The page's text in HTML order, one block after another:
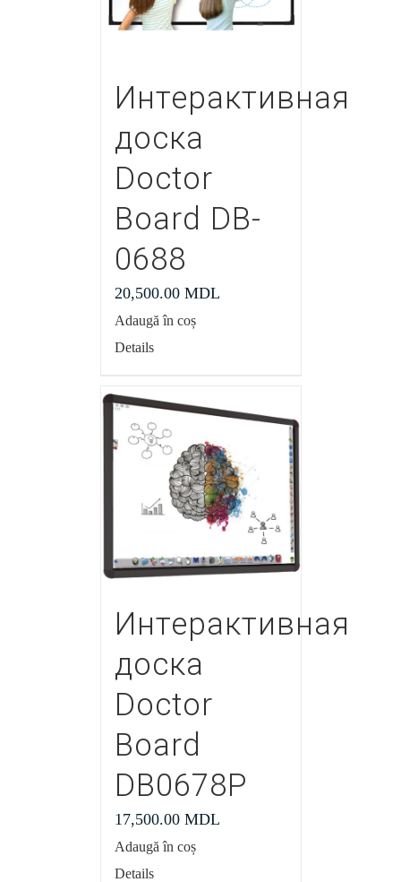
Интерактивная
доска
Doctor
Board DB-
0688
20,500.00 MDL
Adaugă în coș
Details
Интерактивная
доска
Doctor
Board
DB0678P
17,500.00 MDL
Adaugă în coș
Details